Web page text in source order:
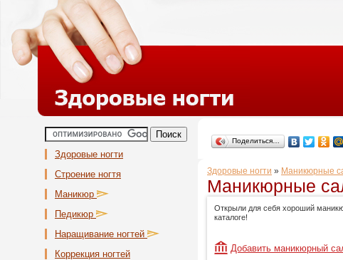
Здоровые ногти
Строение ногтя
Маникюр
Педикюр
Наращивание ногтей
Коррекция ногтей
Поделиться…
Здоровые ногти » Маникюрные
Маникюрные
Открыли для себя хороший
каталоге!
Добавить маникюрный